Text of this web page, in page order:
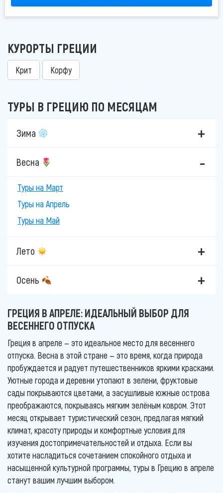
КУРОРТЫ ГРЕЦИИ
Крит Корфу
ТУРЫ В ГРЕЦИЮ ПО МЕСЯЦАМ
Зима
Весна
Туры на Март
Туры на Апрель
Туры на Май
Лето
Осень
ГРЕЦИЯ В АПРЕЛЕ: ИДЕАЛЬНЫЙ ВЫБОР ДЛЯ
ВЕСЕННЕГО ОТПУСКА
Греция в апреле — это идеальное место для весеннего
отпуска. Весна в этой стране — это время, когда природа
пробуждается и радует путешественников яркими красками.
Уютные города и деревни утопают в зелени, фруктовые
сады покрываются цветами, а засушливые южные острова
преображаются, покрываясь мягким зелёным ковром. Этот
месяц открывает туристический сезон, предлагая мягкий
климат, красоту природы и комфортные условия для
изучения достопримечательностей и отдыха. Если вы
хотите насладиться сочетанием спокойного отдыха и
насыщенной культурной программы, туры в Грецию в апреле
станут вашим лучшим выбором.